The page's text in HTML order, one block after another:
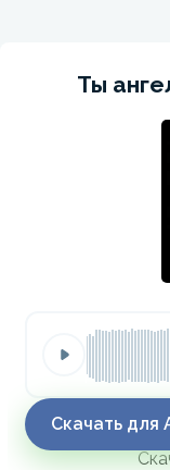
Ты
Скачать для